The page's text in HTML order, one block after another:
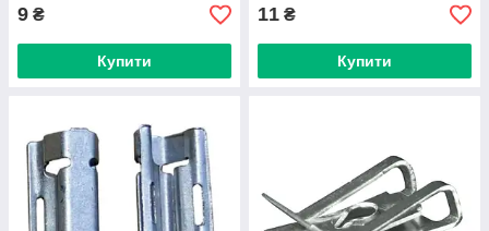
9 ₴
Купити
11 ₴
Купити